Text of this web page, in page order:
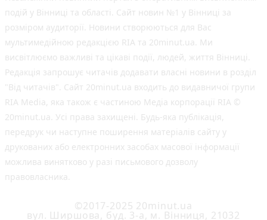
подій у Вінниці та області. Сайт новин №1 у Вінниці за
розміром аудиторії. Новини створюються для Вас
мультимедійною редакцією RIA та 20minut.ua. Ми
висвітлюємо важливі та цікаві події, людей, життя Вінниці.
Редакція запрошує читачів додавати власні новини в розділ
"Від читачів". Сайт 20minut.ua входить до видавничої групи
RIA Media, яка також є частиною Медіа корпорації RIA ©
20minut.ua. Усі права захищені. Будь-яка публiкацiя,
передрук чи наступне поширення матеріалів сайту у
друкованих або електронних засобах масової інформації
можлива винятково у разі письмового дозволу
правовласника.
©2017-2025 20minut.ua
вул. Ширшова, буд. 3-а, м. Вінниця, 21032